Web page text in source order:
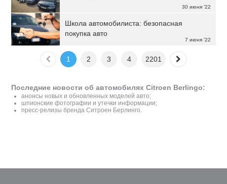
30 июня '22
7 июня '22
Школа автомобилиста: безопасная
покупка авто
1 2 3 4 2201
Последние новости об автомобилях Citroen Berlingo:
анонсы новых и обновленных моделей авто;
шпионские фотографии и утечки информации;
пресс-релизы бренда Ситроен Берлинго.